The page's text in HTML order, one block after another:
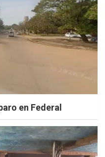
en Federal